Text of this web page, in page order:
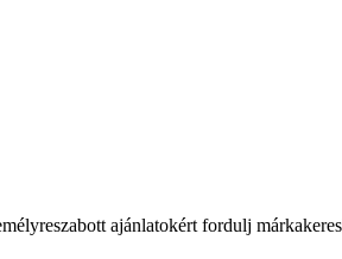
ajánlatokért fordulj